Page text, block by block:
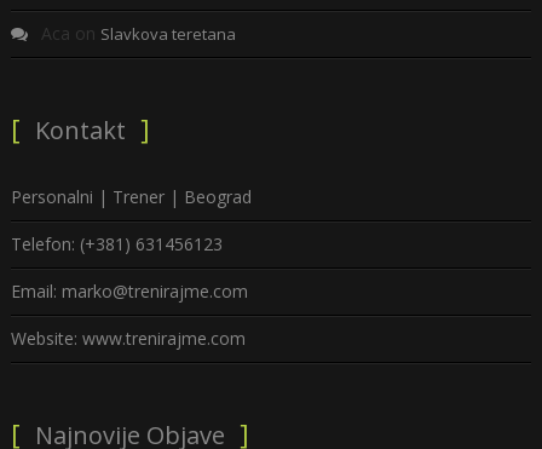
Aca on Slavkova teretana
Kontakt
Personalni | Trener | Beograd
Telefon: (+381) 631456123
Email: marko@trenirajme.com
Website: www.trenirajme.com
Najnovije Objave